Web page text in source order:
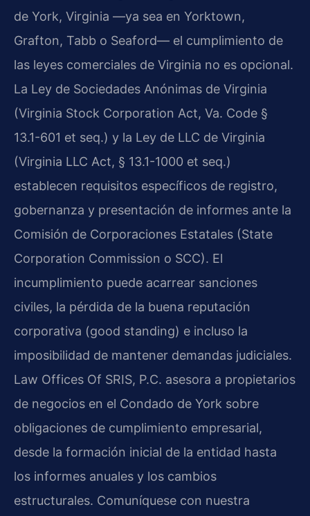
de York, Virginia —ya sea en Yorktown,
Grafton, Tabb o Seaford— el cumplimiento de
las leyes comerciales de Virginia no es opcional.
La Ley de Sociedades Anónimas de Virginia
(Virginia Stock Corporation Act, Va. Code §
13.1-601 et seq.) y la Ley de LLC de Virginia
(Virginia LLC Act, § 13.1-1000 et seq.)
establecen requisitos específicos de registro,
gobernanza y presentación de informes ante la
Comisión de Corporaciones Estatales (State
Corporation Commission o SCC). El
incumplimiento puede acarrear sanciones
civiles, la pérdida de la buena reputación
corporativa (good standing) e incluso la
imposibilidad de mantener demandas judiciales.
Law Offices Of SRIS, P.C. asesora a propietarios
de negocios en el Condado de York sobre
obligaciones de cumplimiento empresarial,
desde la formación inicial de la entidad hasta
los informes anuales y los cambios
estructurales. Comuníquese con nuestra